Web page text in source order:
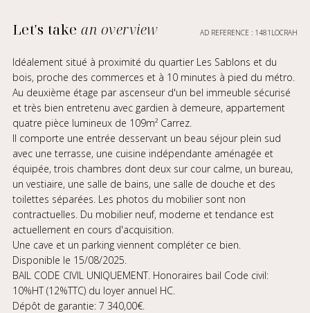
Let's takean overview AD REFERENCE : 1481LOCRAH
Idéalement situé à proximité du quartier Les Sablons et du
bois, proche des commerces et à 10 minutes à pied du métro.
Au deuxième étage par ascenseur d'un bel immeuble sécurisé
et très bien entretenu avec gardien à demeure, appartement
quatre pièce lumineux de 109m² Carrez.
Il comporte une entrée desservant un beau séjour plein sud
avec une terrasse, une cuisine indépendante aménagée et
équipée, trois chambres dont deux sur cour calme, un bureau,
un vestiaire, une salle de bains, une salle de douche et des
toilettes séparées. Les photos du mobilier sont non
contractuelles. Du mobilier neuf, moderne et tendance est
actuellement en cours d'acquisition.
Une cave et un parking viennent compléter ce bien.
Disponible le 15/08/2025.
BAIL CODE CIVIL UNIQUEMENT. Honoraires bail Code civil:
10%HT (12%TTC) du loyer annuel HC.
Dépôt de garantie: 7 340,00€.